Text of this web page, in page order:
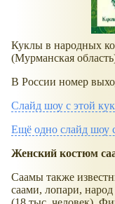
Куклы в народных
(Мурманская
В России номер
Слайд шоу с этой
Ещё одно слайд шоу
Женский костюм
Саамы также
саами, лопари,